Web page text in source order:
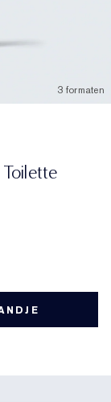
3 formaten
Toilette